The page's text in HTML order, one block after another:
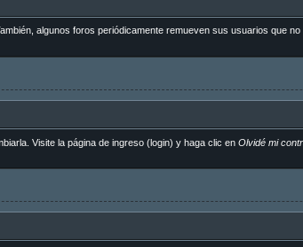
algunos foros periódicamente remueven sus usuarios que
Visite la página de ingreso (login) y haga clic en Olvidé mi